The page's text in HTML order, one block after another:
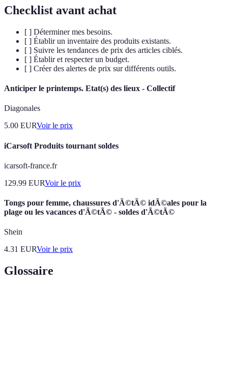
Checklist avant achat
[ ] Déterminer mes besoins.
[ ] Établir un inventaire des produits existants.
[ ] Suivre les tendances de prix des articles ciblés.
[ ] Établir et respecter un budget.
[ ] Créer des alertes de prix sur différents outils.
Anticiper le printemps. Etat(s) des lieux - Collectif
Diagonales
5.00 EURVoir le prix
iCarsoft Produits tournant soldes
icarsoft-france.fr
129.99 EURVoir le prix
Tongs pour femme, chaussures d'Ã©tÃ© idÃ©ales pour la
plage ou les vacances d'Ã©tÃ© - soldes d'Ã©tÃ©
Shein
4.31 EURVoir le prix
Glossaire